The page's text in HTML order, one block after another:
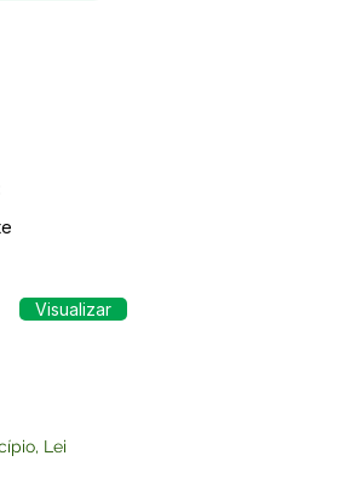
Lei
Visualizar